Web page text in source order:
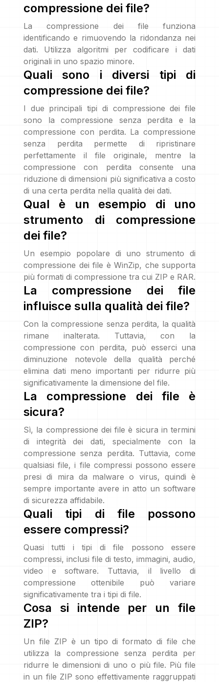
compressione dei file?
La compressione dei file funziona
identificando e rimuovendo la ridondanza nei
dati. Utilizza algoritmi per codificare i dati
originali in uno spazio minore.
Quali sono i diversi tipi di
compressione dei file?
I due principali tipi di compressione dei file
sono la compressione senza perdita e la
compressione con perdita. La compressione
senza perdita permette di ripristinare
perfettamente il file originale, mentre la
compressione con perdita consente una
riduzione di dimensioni più significativa a costo
di una certa perdita nella qualità dei dati.
Qual è un esempio di uno
strumento di compressione
dei file?
Un esempio popolare di uno strumento di
compressione dei file è WinZip, che supporta
più formati di compressione tra cui ZIP e RAR.
La compressione dei file
influisce sulla qualità dei file?
Con la compressione senza perdita, la qualità
rimane inalterata. Tuttavia, con la
compressione con perdita, può esserci una
diminuzione notevole della qualità perché
elimina dati meno importanti per ridurre più
significativamente la dimensione del file.
La compressione dei file è
sicura?
Sì, la compressione dei file è sicura in termini
di integrità dei dati, specialmente con la
compressione senza perdita. Tuttavia, come
qualsiasi file, i file compressi possono essere
presi di mira da malware o virus, quindi è
sempre importante avere in atto un software
di sicurezza affidabile.
Quali tipi di file possono
essere compressi?
Quasi tutti i tipi di file possono essere
compressi, inclusi file di testo, immagini, audio,
video e software. Tuttavia, il livello di
compressione ottenibile può variare
significativamente tra i tipi di file.
Cosa si intende per un file
ZIP?
Un file ZIP è un tipo di formato di file che
utilizza la compressione senza perdita per
ridurre le dimensioni di uno o più file. Più file
in un file ZIP sono effettivamente raggruppati